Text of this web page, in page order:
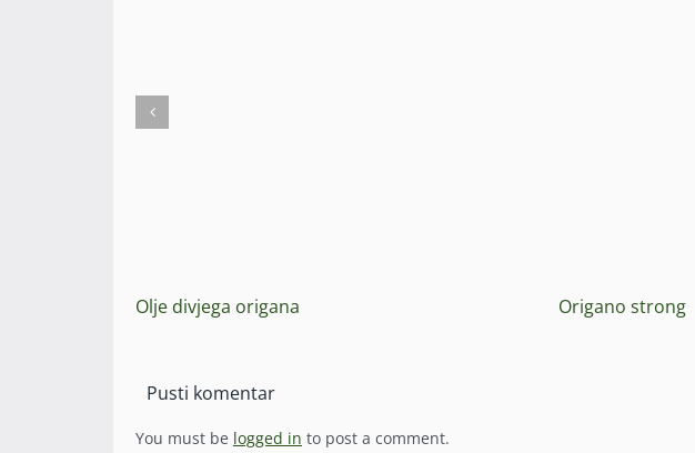
Olje divjega origana Origano strong
Pusti komentar
You must be logged in to post a comment.